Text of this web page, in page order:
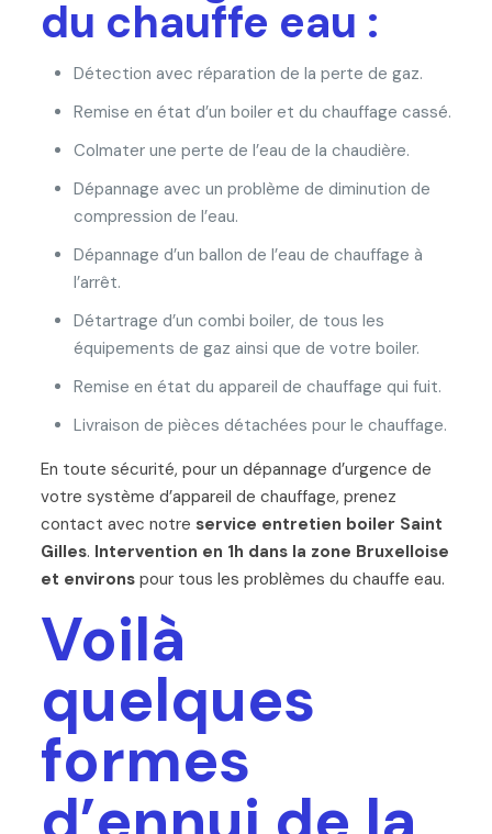
du chauffe eau :
Détection avec réparation de la perte de gaz.
Remise en état d’un boiler et du chauffage cassé.
Colmater une perte de l’eau de la chaudière.
Dépannage avec un problème de diminution de
compression de l’eau.
Dépannage d’un ballon de l’eau de chauffage à
l’arrêt.
Détartrage d’un combi boiler, de tous les
équipements de gaz ainsi que de votre boiler.
Remise en état du appareil de chauffage qui fuit.
Livraison de pièces détachées pour le chauffage.
En toute sécurité, pour un dépannage d’urgence de
votre système d’appareil de chauffage, prenez
contact avec notre service entretien boiler Saint
Gilles. Intervention en 1h dans la zone Bruxelloise
et environspour tous les problèmes du chauffe eau.
Voilà
quelques
formes